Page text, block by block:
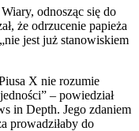
odnosząc się do
że odrzucenie papieża
jest już stanowiskiem
X nie rozumie
– powiedział
in Depth. Jego zdaniem
prowadziłaby do